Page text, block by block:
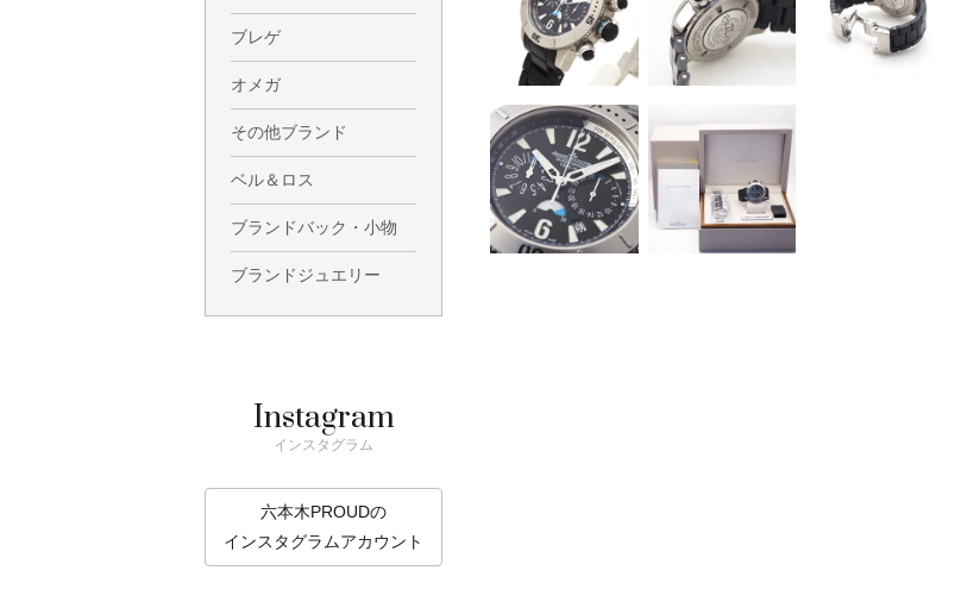
ブレゲ
オメガ
その他ブランド
ベル＆ロス
ブランドバック・小物
ブランドジュエリー
Instagram
インスタグラム
六本木PROUDの
インスタグラムアカウント